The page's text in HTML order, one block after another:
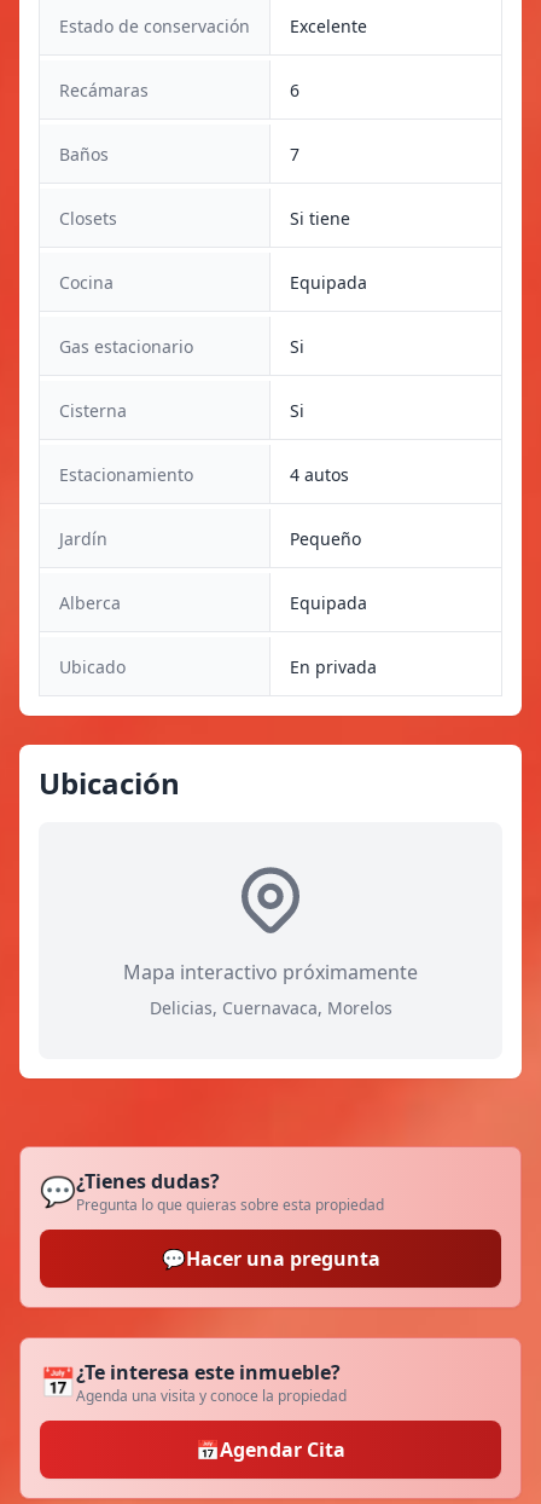
Estado de conservación Excelente
Recámaras 6
Baños 7
Closets Si tiene
Cocina Equipada
Gas estacionario Si
Cisterna Si
Estacionamiento 4 autos
Jardín Pequeño
Alberca Equipada
Ubicado En privada
Ubicación
Mapa interactivo próximamente
Delicias, Cuernavaca, Morelos
💬¿Tienes dudas?
Pregunta lo que quieras sobre esta propiedad
💬Hacer una pregunta
📅¿Te interesa este inmueble?
Agenda una visita y conoce la propiedad
📅Agendar Cita